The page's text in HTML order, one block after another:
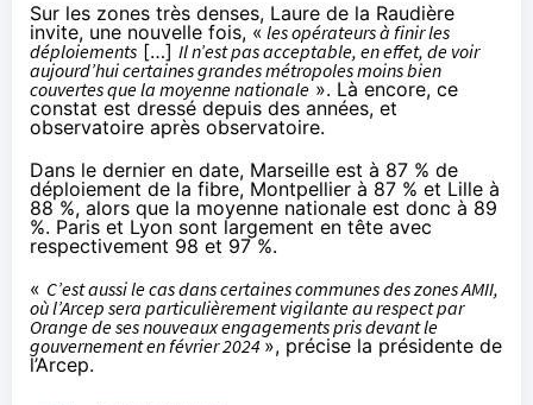
Sur les zones très denses, Laure de la Raudière
invite, une nouvelle fois, « les opérateurs à finir les
déploiements […] Il n’est pas acceptable, en effet, de voir
aujourd’hui certaines grandes métropoles moins bien
couvertes que la moyenne nationale ». Là encore, ce
constat est dressé depuis des années, et
observatoire après observatoire.
Dans le dernier en date, Marseille est à 87 % de
déploiement de la fibre, Montpellier à 87 % et Lille à
88 %, alors que la moyenne nationale est donc à 89
%. Paris et Lyon sont largement en tête avec
respectivement 98 et 97 %.
« C’est aussi le cas dans certaines communes des zones AMII,
où l’Arcep sera particulièrement vigilante au respect par
Orange de ses nouveaux engagements pris devant le
gouvernement en février 2024 », précise la présidente de
l’Arcep.